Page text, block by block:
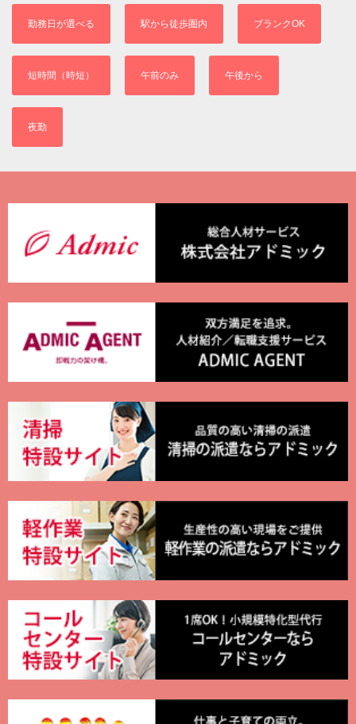
勤務日が選べる 駅から徒歩圏内 ブランクOK
短時間（時短） 午前のみ 午後から
夜勤